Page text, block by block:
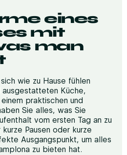
eines
mit
man
wie zu Hause fühlen
ausgestatteten Küche,
praktischen und
Sie alles, was Sie
vom ersten Tag an zu
Pausen oder kurze
Ausgangspunkt, um alles
zu bieten hat.